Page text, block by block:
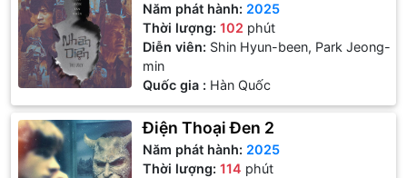
Năm phát hành: 2025
Thời lượng:102 phút
Diễn viên: Shin Hyun-been, Park Jeong-
min
Quốc gia : Hàn Quốc
Điện Thoại Đen 2
Năm phát hành: 2025
Thời lượng:114 phút